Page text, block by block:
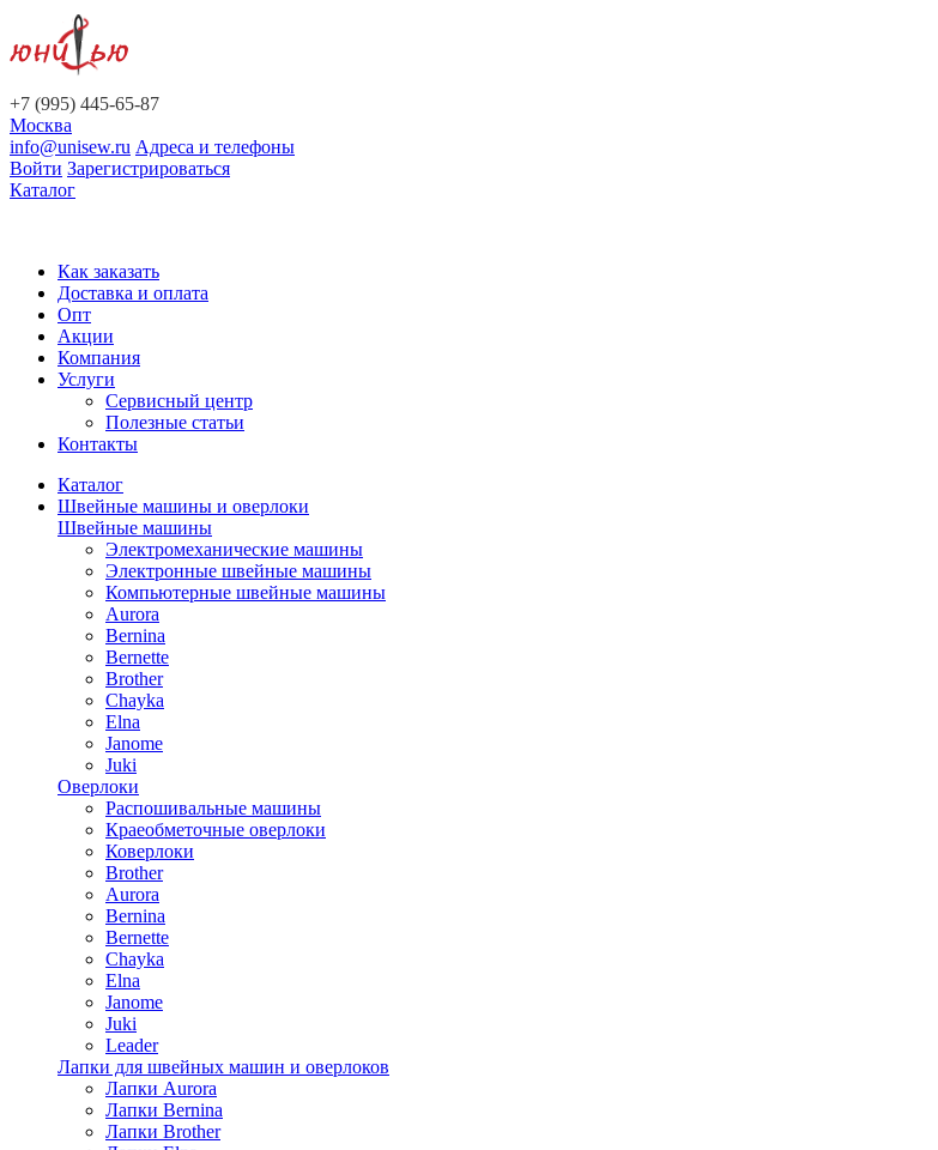
+7 (995) 445-65-87
Москва
info@unisew.ru Адреса и телефоны
Войти Зарегистрироваться
Каталог
Как заказать
Доставка и оплата
Опт
Акции
Компания
Услуги
Сервисный центр
Полезные статьи
Контакты
Каталог
Швейные машины и оверлоки
Швейные машины
Электромеханические машины
Электронные швейные машины
Компьютерные швейные машины
Aurora
Bernina
Bernette
Brother
Chayka
Elna
Janome
Juki
Оверлоки
Распошивальные машины
Краеобметочные оверлоки
Коверлоки
Brother
Aurora
Bernina
Bernette
Chayka
Elna
Janome
Juki
Leader
Лапки для швейных машин и оверлоков
Лапки Aurora
Лапки Bernina
Лапки Brother